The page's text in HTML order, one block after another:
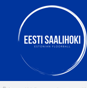
27:56 -
värav
Ken-Martti
28:42 -värav
Sebastian